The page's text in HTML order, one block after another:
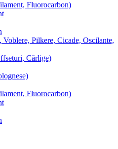
Fluorocarbon)
Pilkere, Cicade, Oscilante,
Cârlige)
Fluorocarbon)